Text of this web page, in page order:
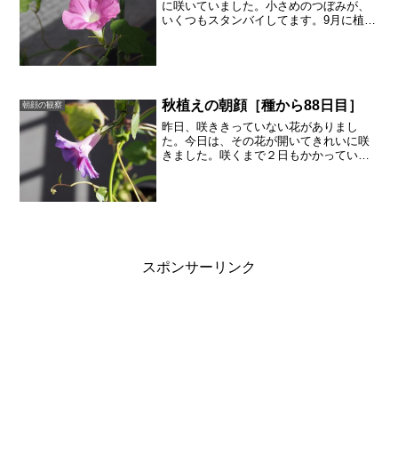
に咲いていました。小さめのつぼみが、
いくつもスタンバイしてます。9月に植え
朝顔の観察 秋植えの朝顔［種から88日目］
昨日、咲ききっていない花がありまし
た。今日は、その花が開いてきれいに咲
きました。咲くまで２日もかかっていま
スポンサーリンク